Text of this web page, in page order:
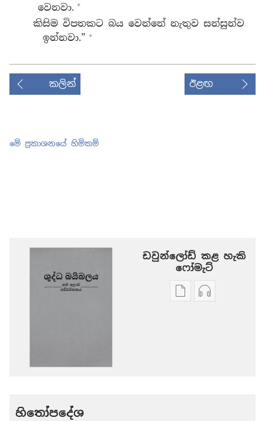
වෙනවා. +
කිසිම විපතකට බය වෙන්නේ නැතුව සන්සුන්ව
ඉන්නවා.” +
කලින් ඊළඟ
මේ ප්‍රකාශනයේ හිමිකම්
ඩවුන්ලෝඩ් කළ හැකි
‍‍ෆෝමැට්
ප්‍රකාශනඕඩියෝ
හිතෝපදේශ